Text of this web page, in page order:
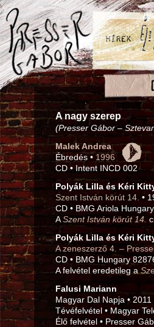
A nagy szerep
(Presser Gábor –
Malek Andrea
Ébredés • 1996
CD • Intent INCD 002
Polyák Lilla és Kéri
Szent István körút 14. •
CD • BMG Ariola
ASzent István körút 14.
Polyák Lilla és Kéri
A zeneszerző 4. –
CD • BMG Hungary
A felvétel eredetileg a
Falusi Mariann
Magyar Dal Napja • 2011
Tévéfelvétel • Magyar
Élő felvétel • Presser